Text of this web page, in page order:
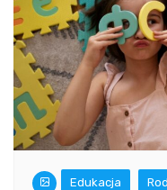
Edukacja